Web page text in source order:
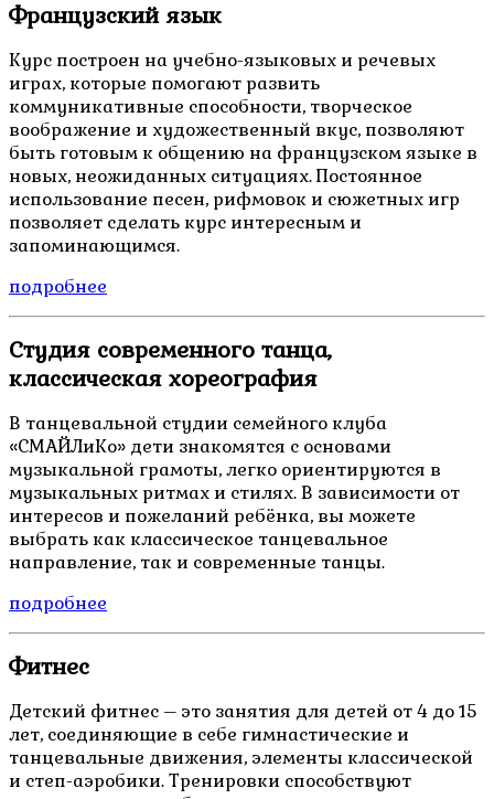
Французский язык
Курс построен на учебно-языковых и речевых
играх, которые помогают развить
коммуникативные способности, творческое
воображение и художественный вкус, позволяют
быть готовым к общению на французском языке в
новых, неожиданных ситуациях. Постоянное
использование песен, рифмовок и сюжетных игр
позволяет сделать курс интересным и
запоминающимся.
подробнее
Студия современного танца,
классическая хореография
В танцевальной студии семейного клуба
«СМАЙЛиКо» дети знакомятся с основами
музыкальной грамоты, легко ориентируются в
музыкальных ритмах и стилях. В зависимости от
интересов и пожеланий ребёнка, вы можете
выбрать как классическое танцевальное
направление, так и современные танцы.
подробнее
Фитнес
Детский фитнес – это занятия для детей от 4 до 15
лет, соединяющие в себе гимнастические и
танцевальные движения, элементы классической
и степ-аэробики. Тренировки способствуют